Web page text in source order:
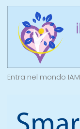
Entra nel mondo IAM